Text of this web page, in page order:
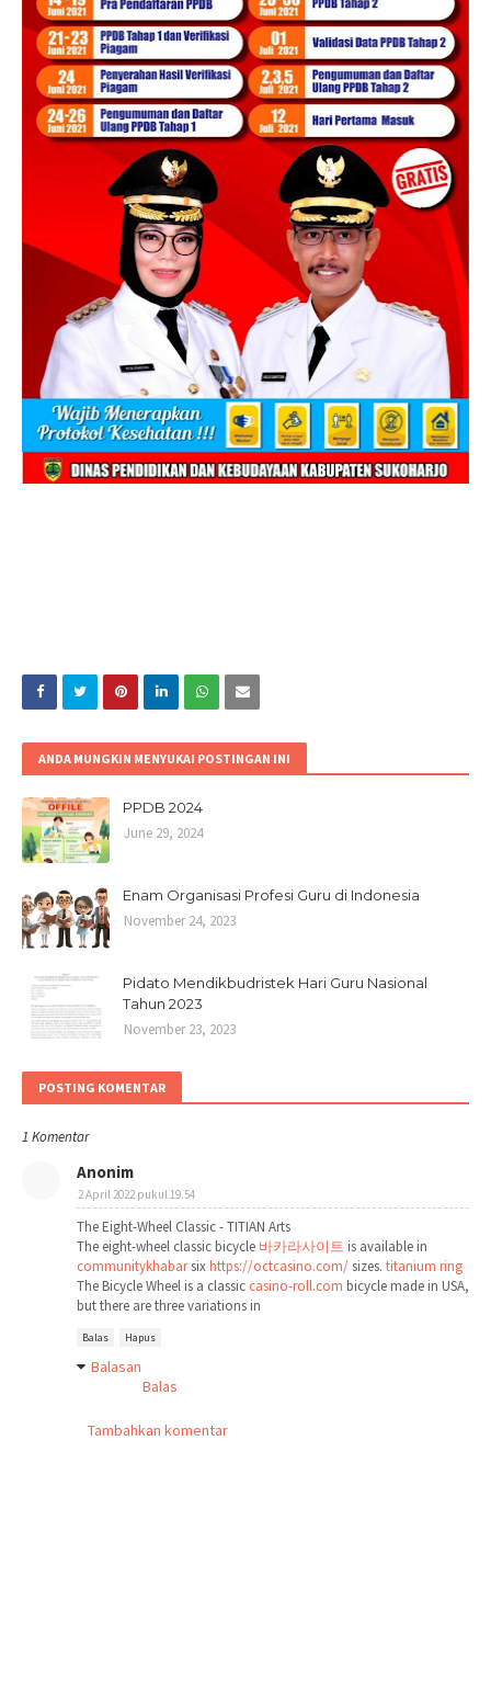
ANDA MUNGKIN MENYUKAI POSTINGAN INI
PPDB 2024
June 29, 2024
Enam Organisasi Profesi Guru di Indonesia
November 24, 2023
Pidato Mendikbudristek Hari Guru Nasional
Tahun 2023
November 23, 2023
POSTING KOMENTAR
1 Komentar
Anonim
2 April 2022 pukul 19.54
The Eight-Wheel Classic - TITIAN Arts
The eight-wheel classic bicycle 바카라사이트 is available in
communitykhabarsixhttps://octcasino.com/sizes. titanium ring
The Bicycle Wheel is a classic casino-roll.com bicycle made in USA,
but there are three variations in
Balas Hapus
Balasan
Balas
Tambahkan komentar